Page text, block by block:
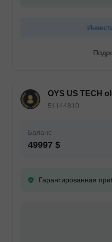
OYS US TECH
51144810
Баланс
49997 $
Гарантированная